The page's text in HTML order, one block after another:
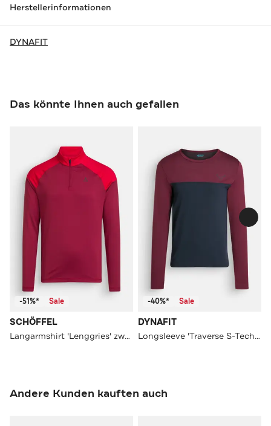
Herstellerinformationen
DYNAFIT
Das könnte Ihnen auch gefallen
-51%* Sale
SCHÖFFEL
Langarmshirt 'Lenggries' zweifarbig
-40%* Sale
DYNAFIT
Longsleeve 'Traverse S-Tech' mehrfarbig
Andere Kunden kauften auch